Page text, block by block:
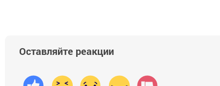
Оставляйте реакции